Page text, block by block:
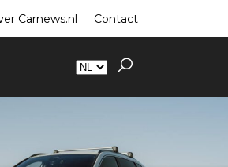
Carnews.nl Contact